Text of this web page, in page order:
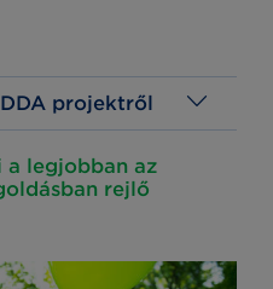
projektről
a legjobban az
rejlő